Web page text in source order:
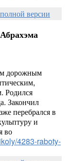
версии
дорожным
Родился
Закончил
перебрался в
и
во
4283-raboty-